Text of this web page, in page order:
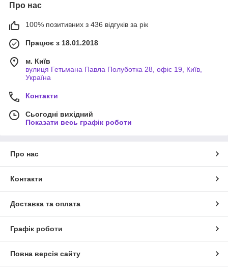
Про нас
100% позитивних з 436 відгуків за рік
Працює з 18.01.2018
м. Київ
вулиця Гетьмана Павла Полуботка 28, офіс 19, Київ,
Україна
Контакти
Сьогодні вихідний
Показати весь графік роботи
Про нас
Контакти
Доставка та оплата
Графік роботи
Повна версія сайту